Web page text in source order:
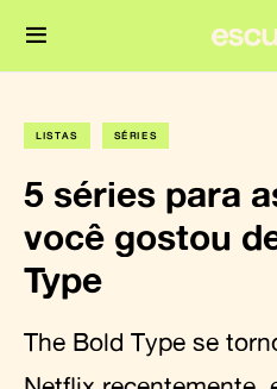
LISTAS SÉRIES
5 séries para
você gostou
Type
The Bold Type se